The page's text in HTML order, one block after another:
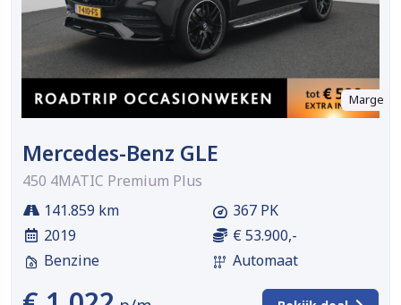
Marge
Mercedes-Benz GLE
450 4MATIC Premium Plus
141.859 km
2019
Benzine
367 PK
€ 53.900,-
Automaat